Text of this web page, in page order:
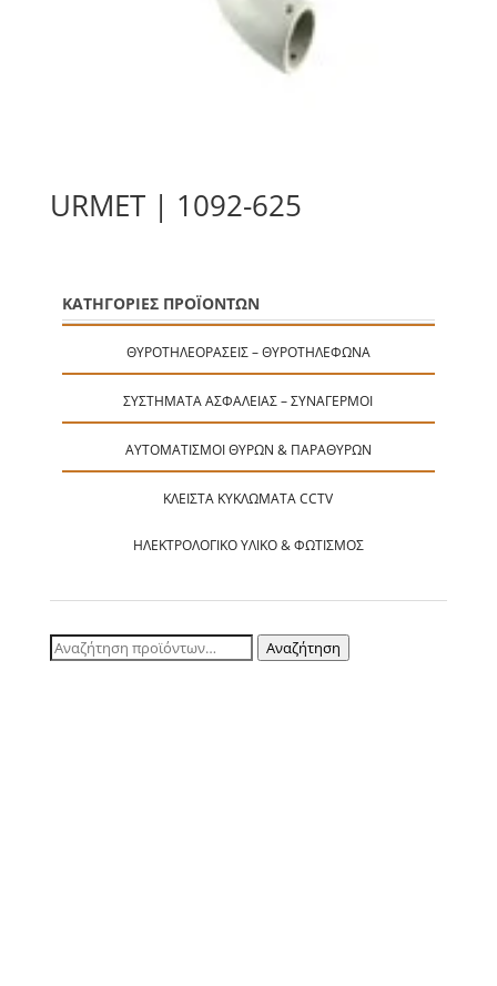
URMET | 1092-625
ΚΑΤΗΓΟΡΙΕΣ ΠΡΟΪΟΝΤΩΝ
ΘΥΡΟΤΗΛΕΟΡΆΣΕΙΣ – ΘΥΡΟΤΗΛΈΦΩΝΑ
ΣΥΣΤΉΜΑΤΑ ΑΣΦΑΛΕΊΑΣ – ΣΥΝΑΓΕΡΜΟΊ
ΑΥΤΟΜΑΤΙΣΜΟΊ ΘΥΡΏΝ & ΠΑΡΑΘΎΡΩΝ
ΚΛΕΙΣΤΆ ΚΥΚΛΏΜΑΤΑ CCTV
ΗΛΕΚΤΡΟΛΟΓΙΚΌ ΥΛΙΚΌ & ΦΩΤΙΣΜΌΣ
Αναζήτηση
Αναζήτηση